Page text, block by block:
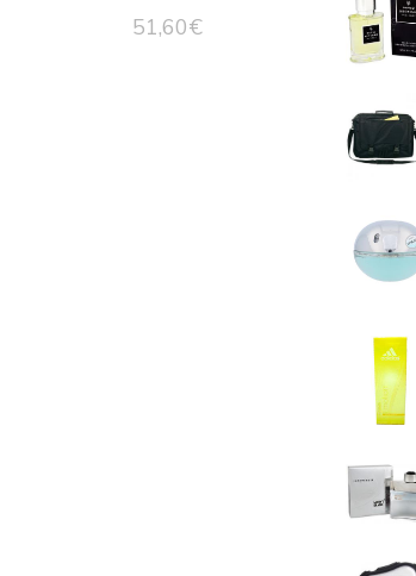
51,60€